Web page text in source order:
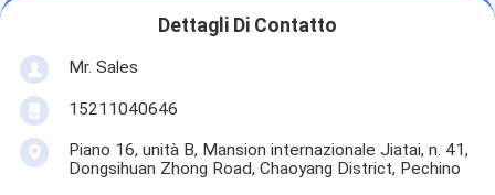
Dettagli Di Contatto
Mr. Sales
15211040646
Piano 16, unità B, Mansion internazionale Jiatai, n. 41,
Dongsihuan Zhong Road, Chaoyang District, Pechino